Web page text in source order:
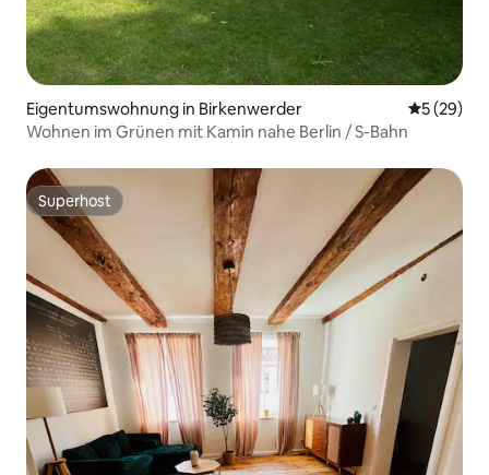
Eigentumswohnung in Birkenwerder
5 (29)
Wohnen im Grünen mit Kamin nahe Berlin / S-Bahn
Superhost
Superhost